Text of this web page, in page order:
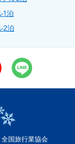
1泊
2泊
国旅行業協会